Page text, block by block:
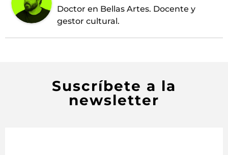
Doctor en Bellas Artes. Docente y
gestor cultural.
Suscríbete a la
newsletter